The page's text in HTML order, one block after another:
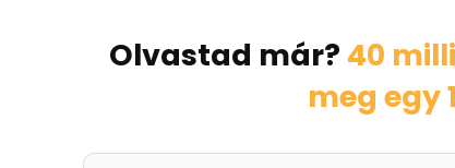
Olvastad már? 40
meg egy